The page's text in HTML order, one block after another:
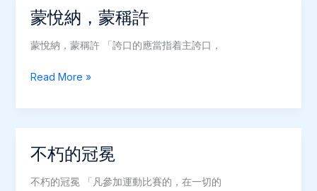
的
謬
誤
蒙悅納，蒙稱許
蒙悅納，蒙稱許 「誇口的應當指着主誇口，
蒙
納，
稱
許
Read More »
不朽的冠冕
不朽的冠冕 「凡參加運動比賽的，在一切的